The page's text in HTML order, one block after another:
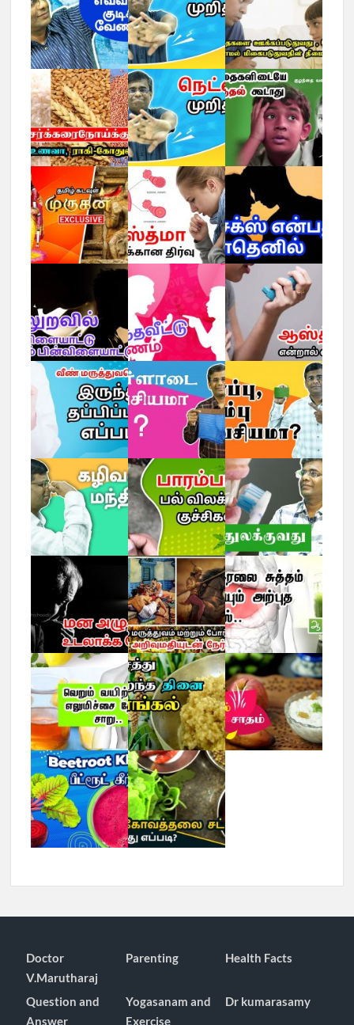
Doctor
V.Marutharaj
Parenting Health Facts
Question and
Answer
Yogasanam and
Exercise
Dr kumarasamy